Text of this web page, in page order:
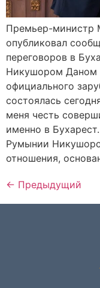
Премьер-министр
опубликовал
переговоров в
Никушором Даном
официального
состоялась
меня честь
именно в
Румынии
отношения,
← Предыдущий